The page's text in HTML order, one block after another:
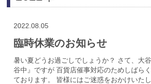
2022.08.05
臨時休業のお知らせ
暑い夏どうお過ごしでしょうか？ さて、大
谷中』ですが 百貨店催事対応のためしばら
ております。 皆様にはご迷惑をおかけいた